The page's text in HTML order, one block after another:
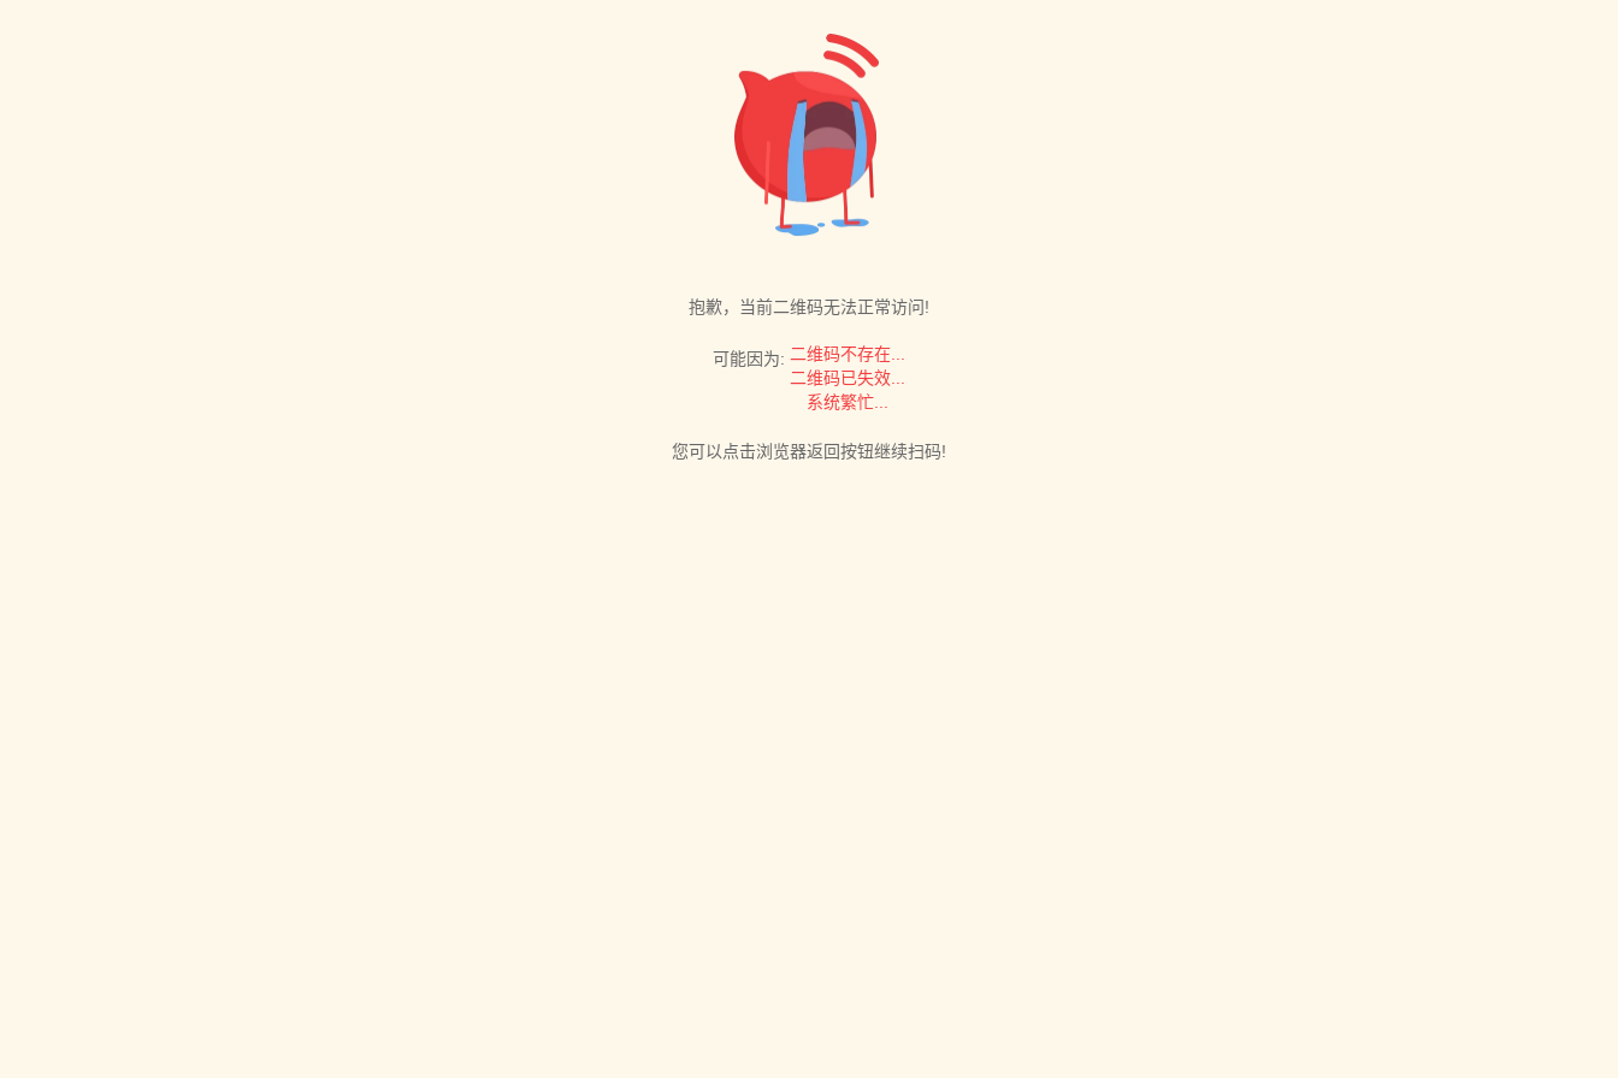
抱歉，当前二维码无法正常访问!
可能因为: 二维码不存在...
二维码已失效...
系统繁忙...
您可以点击浏览器返回按钮继续扫码!